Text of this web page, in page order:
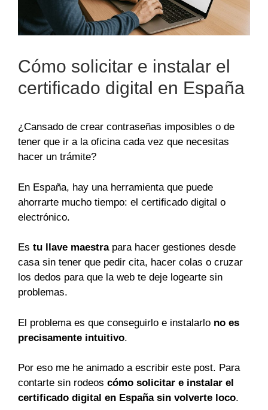
Cómo solicitar e instalar el
certificado digital en España
¿Cansado de crear contraseñas imposibles o de
tener que ir a la oficina cada vez que necesitas
hacer un trámite?
En España, hay una herramienta que puede
ahorrarte mucho tiempo: el certificado digital o
electrónico.
Es tu llave maestrapara hacer gestiones desde
casa sin tener que pedir cita, hacer colas o cruzar
los dedos para que la web te deje logearte sin
problemas.
El problema es que conseguirlo e instalarlo no es
precisamente intuitivo.
Por eso me he animado a escribir este post. Para
contarte sin rodeos cómo solicitar e instalar el
certificado digital en España sin volverte loco.